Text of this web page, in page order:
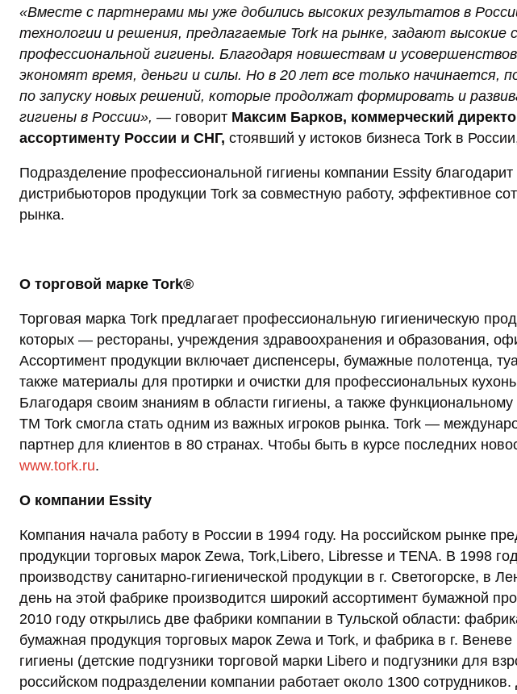
«Вместе с партнерами мы уже добились высоких результатов в
технологии и решения, предлагаемые Tork на рынке, задают высокие
профессиональной гигиены. Благодаря новшествам и
экономят время, деньги и силы. Но в 20 лет все только начинается,
по запуску новых решений, которые продолжат формировать и
гигиены в России», — говорит Максим Барков, коммерческий
ассортименту России и СНГ, стоявший у истоков бизнеса Tork в
Подразделение профессиональной гигиены компании Essity благодарит
дистрибьюторов продукции Tork за совместную работу, эффективное
рынка.
О торговой марке Tork®
Торговая марка Tork предлагает профессиональную гигиеническую
которых — рестораны, учреждения здравоохранения и образования,
Ассортимент продукции включает диспенсеры, бумажные полотенца,
также материалы для протирки и очистки для профессиональных
Благодаря своим знаниям в области гигиены, а также функциональному
ТМ Tork смогла стать одним из важных игроков рынка. Tork —
партнер для клиентов в 80 странах. Чтобы быть в курсе последних
www.tork.ru.
О компании Essity
Компания начала работу в России в 1994 году. На российском рынке
продукции торговых марок Zewa, Tork,Libero, Libresse и TENA. В 1998
производству санитарно-гигиенической продукции в г. Светогорске, в
день на этой фабрике производится широкий ассортимент бумажной
2010 году открылись две фабрики компании в Тульской области:
бумажная продукция торговых марок Zewa и Tork, и фабрика в г.
гигиены (детские подгузники торговой марки Libero и подгузники для
российском подразделении компании работает около 1300